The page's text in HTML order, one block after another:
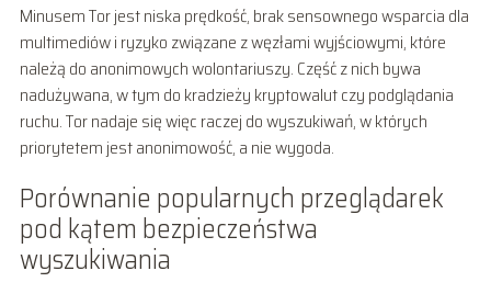
Minusem Tor jest niska prędkość, brak sensownego wsparcia dla
multimediów i ryzyko związane z węzłami wyjściowymi, które
należą do anonimowych wolontariuszy. Część z nich bywa
nadużywana, w tym do kradzieży kryptowalut czy podglądania
ruchu. Tor nadaje się więc raczej do wyszukiwań, w których
priorytetem jest anonimowość, a nie wygoda.
Porównanie popularnych przeglądarek
pod kątem bezpieczeństwa
wyszukiwania